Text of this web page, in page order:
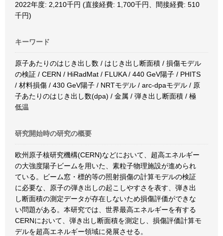
2022年度: 2,210千円 (直接経費: 1,700千円、間接経費: 510
千円)
キーワード
原子あたりのはじき出し数 / はじき出し断面積 / 損傷モデル
の検証 / CERN / HiRadMat / FLUKA / 440 GeV陽子 / PHITS
/ 材料損傷 / 430 GeV陽子 / NRTモデル / arc-dpaモデル / 原
子あたりのはじき出し数(dpa) / 金属 / 弾き出し断面積 / 極
低温
研究開始時の研究の概要
欧州原子核研究機構(CERN)などにおいて、超高エネルギー
の大強度陽子ビームを用いた、素粒子物理施設が進められ
ている。ビーム窓・標的等の照射損傷の計算モデルの検証
に必要な、原子の弾き出しの起こしやすさを表す、弾き出
し断面積の測定データが存在しないため損傷評価ができな
い問題がある。本研究では、世界最高エネルギーを有する
CERNにおいて、弾き出し断面積を測定し、損傷評価計算モ
デルを超高エネルギー領域に発展させる。